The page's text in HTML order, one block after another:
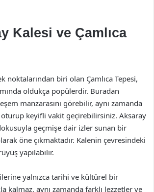
Kalesi ve Çamlıca
noktalarından biri olan Çamlıca Tepesi,
oldukça popülerdir. Buradan
manzarasını görebilir, aynı zamanda
keyifli vakit geçirebilirsiniz. Aksaray
geçmişe dair izler sunan bir
öne çıkmaktadır. Kalenin çevresindeki
yapılabilir.
yalnızca tarihi ve kültürel bir
kalmaz, aynı zamanda farklı lezzetler ve